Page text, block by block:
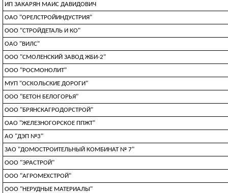
ИП ЗАКАРЯН МАИС ДАВИДОВИЧ
ОАО "ОРЕЛСТРОЙИНДУСТРИЯ"
ООО "СТРОЙДЕТАЛЬ И КО"
ОАО "ВИЛС"
ООО "СМОЛЕНСКИЙ ЗАВОД ЖБИ-2"
ООО "РОСМОНОЛИТ"
МУП "ОСКОЛЬСКИЕ ДОРОГИ"
ООО "БЕТОН БЕЛОГОРЬЯ"
ООО "БРЯНСКАГРОДОРСТРОЙ"
ОАО "ЖЕЛЕЗНОГОРСКОЕ ППЖТ"
АО "ДЭП №3"
ЗАО "ДОМОСТРОИТЕЛЬНЫЙ КОМБИНАТ № 7"
ООО "ЭРАСТРОЙ"
ООО "АГРОМЕХСТРОЙ"
ООО "НЕРУДНЫЕ МАТЕРИАЛЫ"